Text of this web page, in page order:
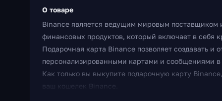
О товаре
Binance является ведущим мировым поставщиком
финансовых продуктов, который включает в
Подарочная карта Binance позволяет создавать и
персонализированными картами и сообщениями
Как только вы выкупите подарочную карту
ваш кошелек Binance.